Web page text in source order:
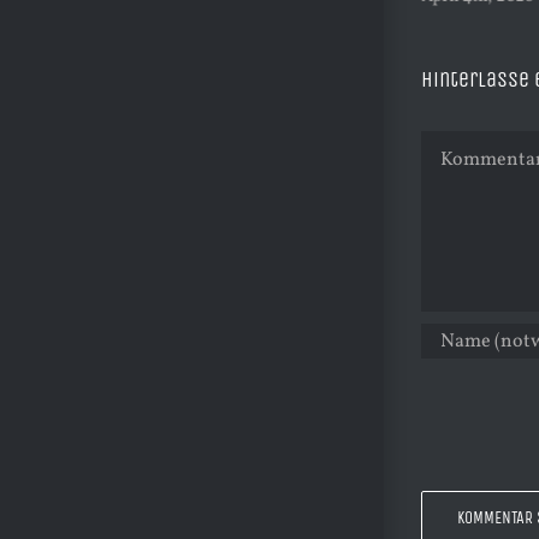
Hinterlasse
Kommentar